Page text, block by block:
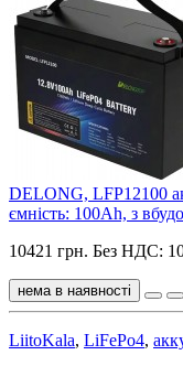
DELONG, LFP12100
ємність: 100Ah, з
10421 грн. Без НДС:
нема в наявності
LiitoKala, LiFePo4,